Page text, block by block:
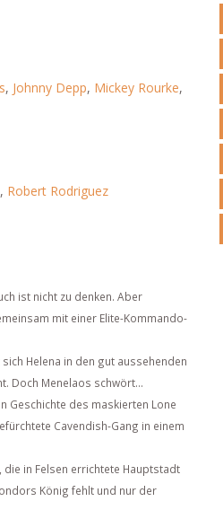
, Johnny Depp, Mickey Rourke,
, Robert Rodriguez
ist nicht zu denken. Aber
mit einer Elite-Kommando-
Helena in den gut aussehenden
Doch Menelaos schwört...
Geschichte des maskierten Lone
Cavendish-Gang in einem
in Felsen errichtete Hauptstadt
König fehlt und nur der